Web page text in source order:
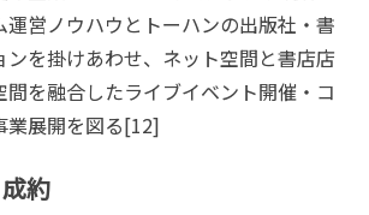
運営ノウハウとトーハンの出版社・書
ンを掛けあわせ、ネット空間と書店店
を融合したライブイベント開催・コ
業展開を図る[12]
約